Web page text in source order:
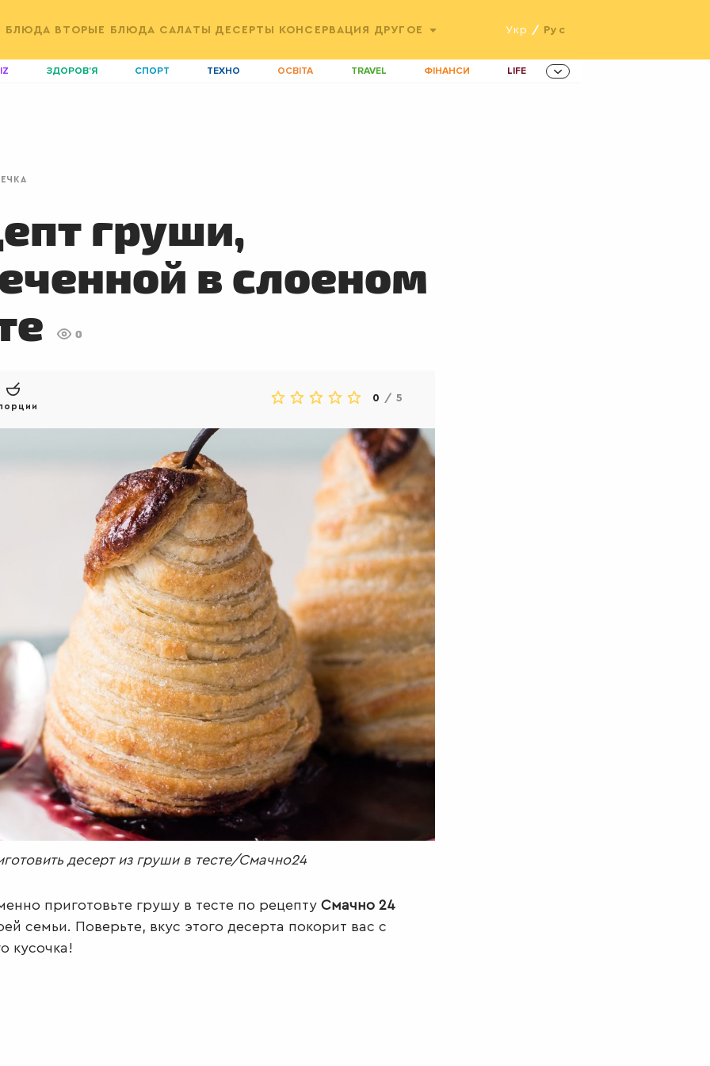
БЛЮДА ВТОРЫЕ БЛЮДА САЛАТЫ ДЕСЕРТЫ КОНСЕРВАЦИЯ ДРУГОЕ Укр / Рус
ЗДОРОВ'Я СПОРТ ТЕХНО ОСВІТА TRAVEL ФІНАНСИ LIFE
груши,
в слоеном
0
0 / 5
десерт из груши в тесте/Смачно24
приготовьте грушу в тесте по рецепту Смачно 24
семьи. Поверьте, вкус этого десерта покорит вас с
кусочка!